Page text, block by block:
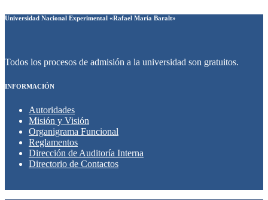
Universidad Nacional Experimental «Rafael María Baralt»
Todos los procesos de admisión a la universidad son gratuitos.
INFORMACIÓN
Autoridades
Misión y Visión
Organigrama Funcional
Reglamentos
Dirección de Auditoría Interna
Directorio de Contactos